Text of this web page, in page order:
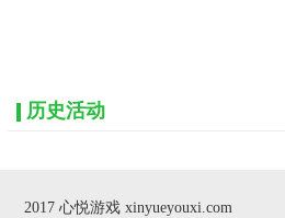
历史活动
2017 心悦游戏 xinyueyouxi.com